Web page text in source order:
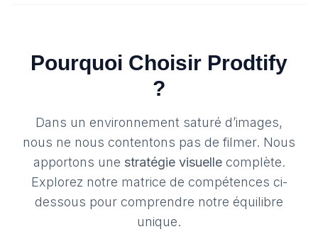
Pourquoi Choisir Prodtify
?
Dans un environnement saturé d’images,
nous ne nous contentons pas de filmer. Nous
apportons une stratégie visuellecomplète.
Explorez notre matrice de compétences ci-
dessous pour comprendre notre équilibre
unique.